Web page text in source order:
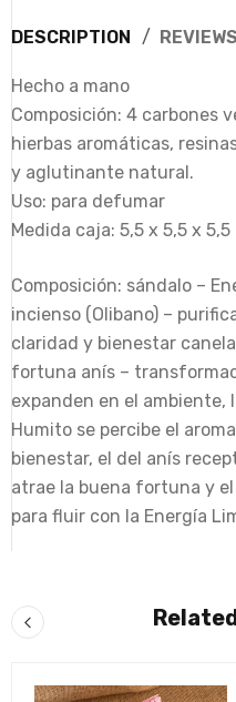
DESCRIPTION
Hecho a mano
Composición: 4 carbones
hierbas aromáticas,
y aglutinante natural.
Uso: para defumar
Medida caja: 5,5 x 5,5 x 5,5
Composición: sándalo –
incienso (Olibano) –
claridad y bienestar
fortuna anís –
expanden en el ambiente,
Humito se percibe el
bienestar, el del anís
atrae la buena fortuna y
para fluir con la Energía